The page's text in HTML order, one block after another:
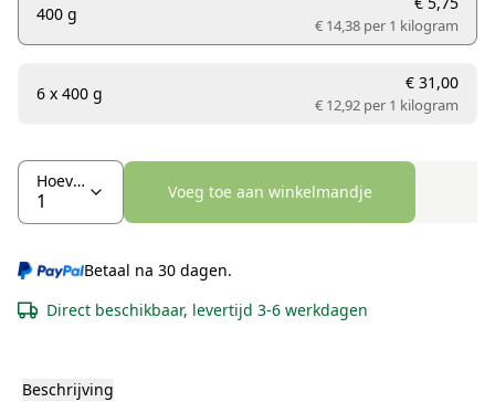
400 g
€ 14,38 per 1 kilogram
6 x 400 g
€ 31,00
€ 12,92 per 1 kilogram
Hoeveelheid
Voeg toe aan winkelmandje
Betaal na 30 dagen.
Direct beschikbaar, levertijd 3-6 werkdagen
Beschrijving